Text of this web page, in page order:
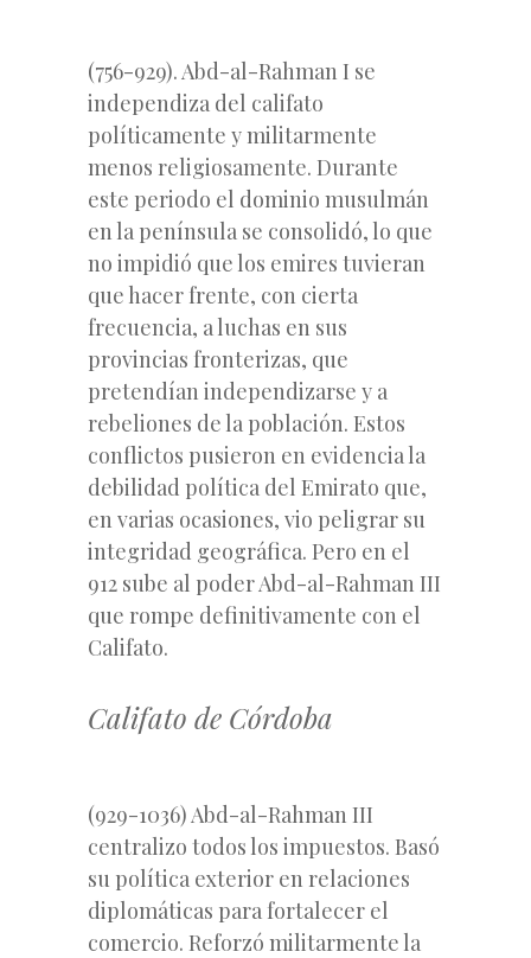
(756-929). Abd-al-Rahman I se
independiza del califato
políticamente y militarmente
menos religiosamente. Durante
este periodo el dominio musulmán
en la península se consolidó, lo que
no impidió que los emires tuvieran
que hacer frente, con cierta
frecuencia, a luchas en sus
provincias fronterizas, que
pretendían independizarse y a
rebeliones de la población. Estos
conflictos pusieron en evidencia la
debilidad política del Emirato que,
en varias ocasiones, vio peligrar su
integridad geográfica. Pero en el
912 sube al poder Abd-al-Rahman III
que rompe definitivamente con el
Califato.
Califato de Córdoba
(929-1036) Abd-al-Rahman III
centralizo todos los impuestos. Basó
su política exterior en relaciones
diplomáticas para fortalecer el
comercio. Reforzó militarmente la